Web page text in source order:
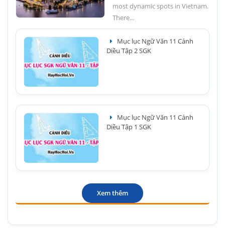
most dynamic spots in Vietnam.
There...
Mục lục Ngữ Văn 11 Cánh
Diều Tập 2 SGK
Mục lục Ngữ Văn 11 Cánh
Diều Tập 1 SGK
Xem thêm